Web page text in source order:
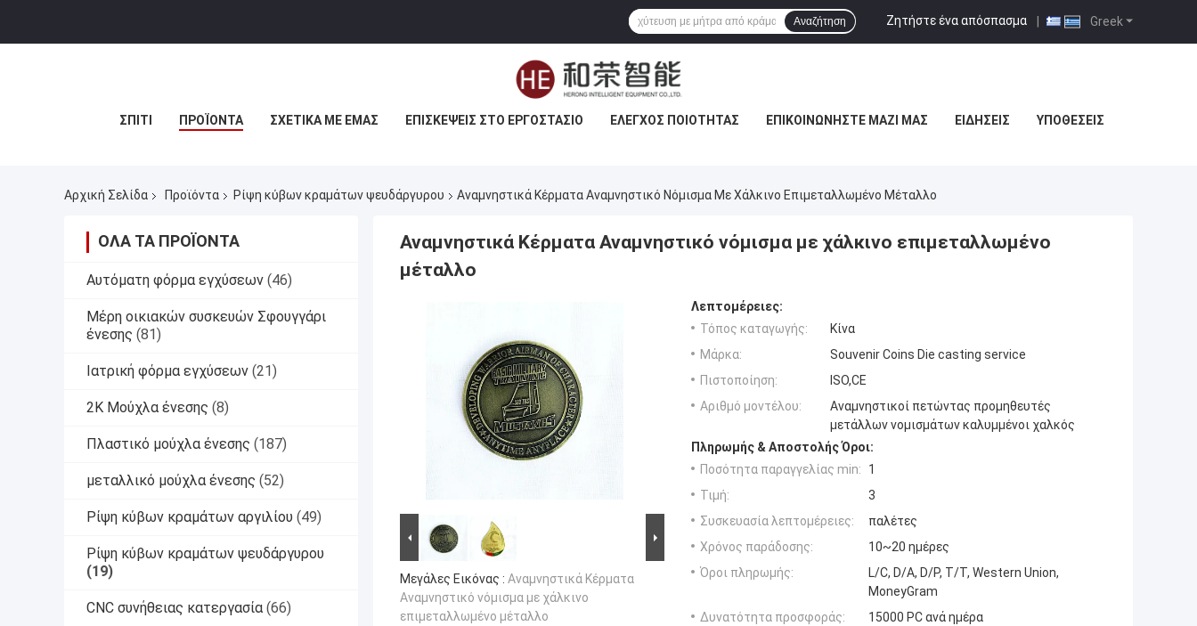
Greek
Ζητήστε ένα απόσπασμα |
Αναζήτηση
ΣΠΊΤΙ ΠΡΟΪΌΝΤΑ ΣΧΕΤΙΚΆ ΜΕ ΕΜΆΣ ΕΠΙΣΚΈΨΕΙΣ ΣΤΟ ΕΡΓΟΣΤΆΣΙΟ ΈΛΕΓΧΟΣ ΠΟΙΌΤΗΤΑΣ ΕΠΙΚΟΙΝΩΝΉΣΤΕ ΜΑΖΊ ΜΑΣ ΕΙΔΉΣΕΙΣ ΥΠΟΘΈΣΕΙΣ
Αρχική Σελίδα Προϊόντα Ρίψη κύβων κραμάτων ψευδάργυρου Αναμνηστικά Κέρματα Αναμνηστικό Νόμισμα Με Χάλκινο Επιμεταλλωμένο Μέταλλο
ΌΛΑ ΤΑ ΠΡΟΪΌΝΤΑ
Αυτόματη φόρμα εγχύσεων (46)
Μέρη οικιακών συσκευών Σφουγγάρι
ένεσης (81)
Ιατρική φόρμα εγχύσεων (21)
2K Μούχλα ένεσης (8)
Πλαστικό μούχλα ένεσης (187)
μεταλλικό μούχλα ένεσης (52)
Ρίψη κύβων κραμάτων αργιλίου (49)
Ρίψη κύβων κραμάτων ψευδάργυρου
(19)
CNC συνήθειας κατεργασία (66)
Αναμνηστικά Κέρματα Αναμνηστικό νόμισμα με χάλκινο επιμεταλλωμένο
μέταλλο
Μεγάλες Εικόνας : Αναμνηστικά Κέρματα
Αναμνηστικό νόμισμα με χάλκινο
επιμεταλλωμένο μέταλλο
Λεπτομέρειες:
Τόπος καταγωγής:
Κίνα
Μάρκα:
Souvenir Coins Die casting service
Πιστοποίηση:
ISO,CE
Αριθμό μοντέλου:
Αναμνηστικοί πετώντας προμηθευτές
μετάλλων νομισμάτων καλυμμένοι χαλκός
Πληρωμής & Αποστολής Όροι:
Ποσότητα παραγγελίας min:
1
Τιμή:
3
Συσκευασία λεπτομέρειες:
παλέτες
Χρόνος παράδοσης:
10~20 ημέρες
Όροι πληρωμής:
L/C, D/A, D/P, T/T, Western Union,
MoneyGram
Δυνατότητα προσφοράς:
15000 PC ανά ημέρα